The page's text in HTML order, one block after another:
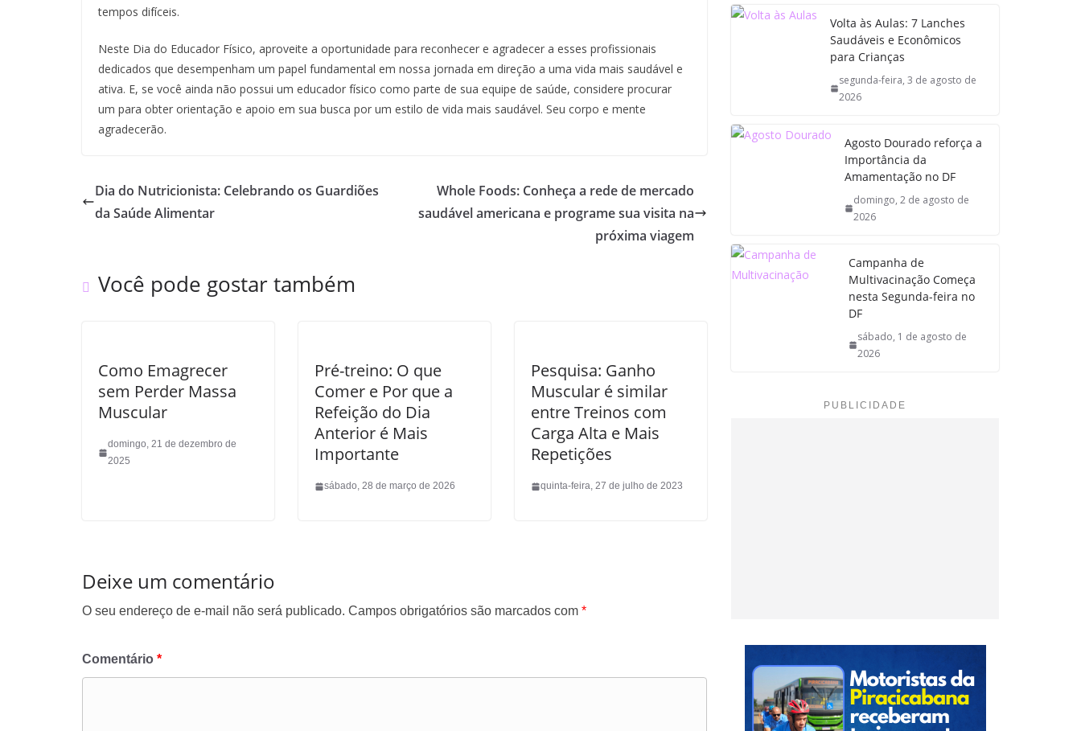
tempos difíceis.
Neste Dia do Educador Físico, aproveite a oportunidade para reconhecer e agradecer a esses profissionais
dedicados que desempenham um papel fundamental em nossa jornada em direção a uma vida mais saudável e
ativa. E, se você ainda não possui um educador físico como parte de sua equipe de saúde, considere procurar
um para obter orientação e apoio em sua busca por um estilo de vida mais saudável. Seu corpo e mente
agradecerão.
Dia do Nutricionista: Celebrando os Guardiões
da Saúde Alimentar
Whole Foods: Conheça a rede de mercado
saudável americana e programe sua visita na
próxima viagem
Você pode gostar também
Como Emagrecer
sem Perder Massa
Muscular
domingo, 21 de dezembro de
2025
Pré-treino: O que
Comer e Por que a
Refeição do Dia
Anterior é Mais
Importante
sábado, 28 de março de 2026
Pesquisa: Ganho
Muscular é similar
entre Treinos com
Carga Alta e Mais
Repetições
quinta-feira, 27 de julho de 2023
Deixe um comentário
O seu endereço de e-mail não será publicado. Campos obrigatórios são marcados com *
Comentário *
Volta às Aulas: 7 Lanches
Saudáveis e Econômicos
para Crianças
segunda-feira, 3 de agosto de
2026
Agosto Dourado reforça a
Importância da
Amamentação no DF
domingo, 2 de agosto de
2026
Campanha de
Multivacinação Começa
nesta Segunda-feira no
DF
sábado, 1 de agosto de
2026
PUBLICIDADE